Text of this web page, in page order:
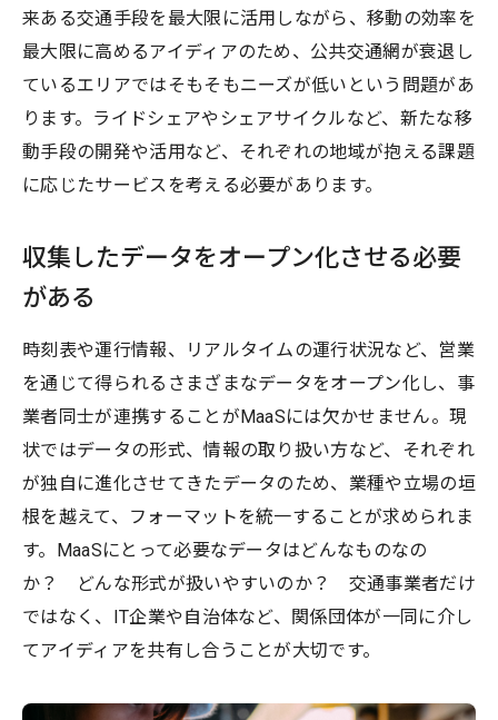
来ある交通手段を最大限に活用しながら、移動の効率を
最大限に高めるアイディアのため、公共交通網が衰退し
ているエリアではそもそもニーズが低いという問題があ
ります。ライドシェアやシェアサイクルなど、新たな移
動手段の開発や活用など、それぞれの地域が抱える課題
に応じたサービスを考える必要があります。
収集したデータをオープン化させる必要
がある
時刻表や運行情報、リアルタイムの運行状況など、営業
を通じて得られるさまざまなデータをオープン化し、事
業者同士が連携することがMaaSには欠かせません。現
状ではデータの形式、情報の取り扱い方など、それぞれ
が独自に進化させてきたデータのため、業種や立場の垣
根を越えて、フォーマットを統一することが求められま
す。MaaSにとって必要なデータはどんなものなの
か？ どんな形式が扱いやすいのか？ 交通事業者だけ
ではなく、IT企業や自治体など、関係団体が一同に介し
てアイディアを共有し合うことが大切です。